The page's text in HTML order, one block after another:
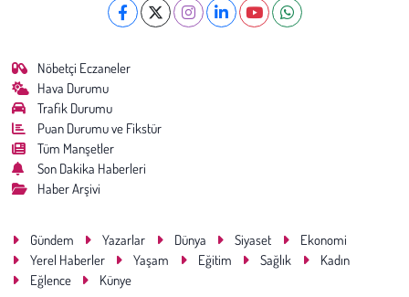
Nöbetçi Eczaneler
Hava Durumu
Trafik Durumu
Puan Durumu ve Fikstür
Tüm Manşetler
Son Dakika Haberleri
Haber Arşivi
Gündem Yazarlar Dünya Siyaset
Ekonomi
Yerel Haberler
Yaşam Eğitim Sağlık
Kadın
Eğlence
Künye
Eğlence